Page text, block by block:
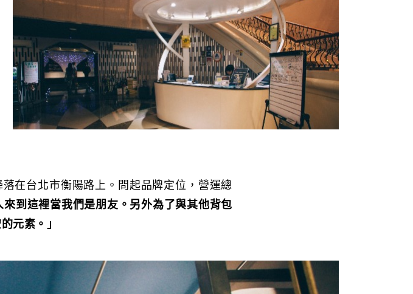
在台北市衡陽路上。問起品牌定位，營運總
來到這裡當我們是朋友。另外為了與其他背包
元素。」